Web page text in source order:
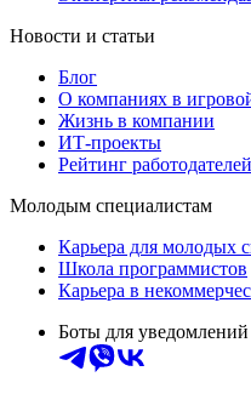
Новости и статьи
Блог
О компаниях в
Жизнь в компании
ИТ-проекты
Рейтинг
Молодым специалистам
Карьера для молодых
Школа программистов
Карьера в
Боты для уведомлений